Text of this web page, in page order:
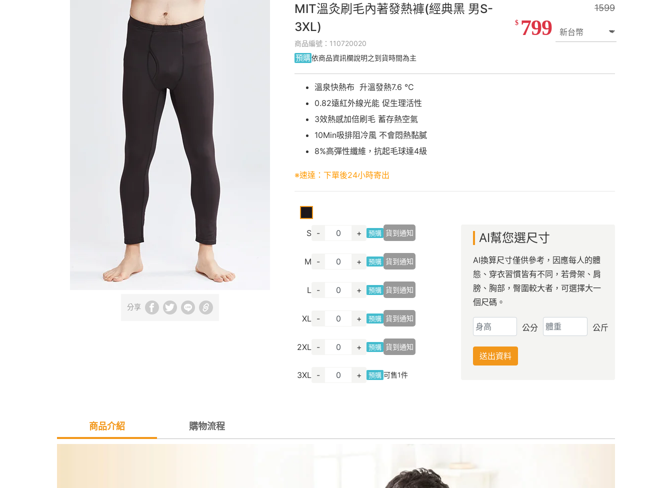
分享
MIT溫灸刷毛內著發熱褲(經典黑 男S-
3XL)
商品編號：110720020
預購依商品資訊欄說明之到貨時間為主
1599
$ 799
溫泉快熱布 升溫發熱7.6 °C
0.82遠紅外線光能 促生理活性
3效熱感加倍刷毛 蓄存熱空氣
10Min吸排阻冷風 不會悶熱黏膩
8%高彈性纖維，抗起毛球達4級
※速達：下單後24小時寄出
S - + 預購 貨到通知
M - + 預購 貨到通知
L - + 預購 貨到通知
XL - + 預購 貨到通知
2XL - + 預購 貨到通知
3XL - + 預購 可售1件
AI幫您選尺寸
AI換算尺寸僅供參考，因應每人的體
態、穿衣習慣皆有不同，若骨架、肩
膀、胸部，臀圍較大者，可選擇大一
個尺碼。
公分 公斤
送出資料
商品介紹 購物流程